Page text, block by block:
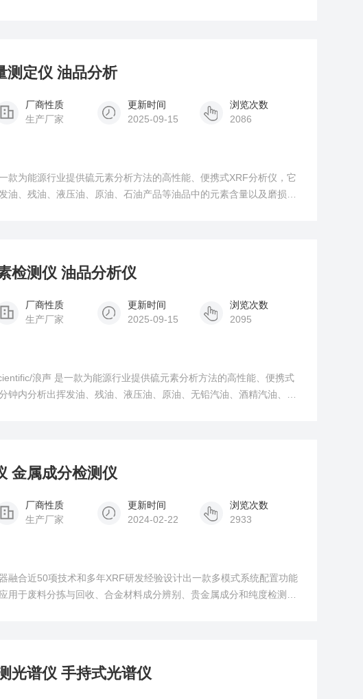
测定仪 油品分析
厂商性质
生产厂家
更新时间
2025-09-15
浏览次数
2086
款为能源行业提供硫元素分析方法的高性能、便携式XRF分析仪，它
油、残油、液压油、原油、石油产品等油品中的元素含量以及磨损元
检测仪 油品分析仪
厂商性质
生产厂家
更新时间
2025-09-15
浏览次数
2095
浪声 是一款为能源行业提供硫元素分析方法的高性能、便携式
钟内分析出挥发油、残油、液压油、原油、无铅汽油、酒精汽油、生
金属成分检测仪
厂商性质
生产厂家
更新时间
2024-02-22
浏览次数
2933
融合近50项技术和多年XRF研发经验设计出一款多模式系统配置功能
用于废料分拣与回收、合金材料成分辨别、贵金属成分和纯度检测、
光谱仪 手持式光谱仪